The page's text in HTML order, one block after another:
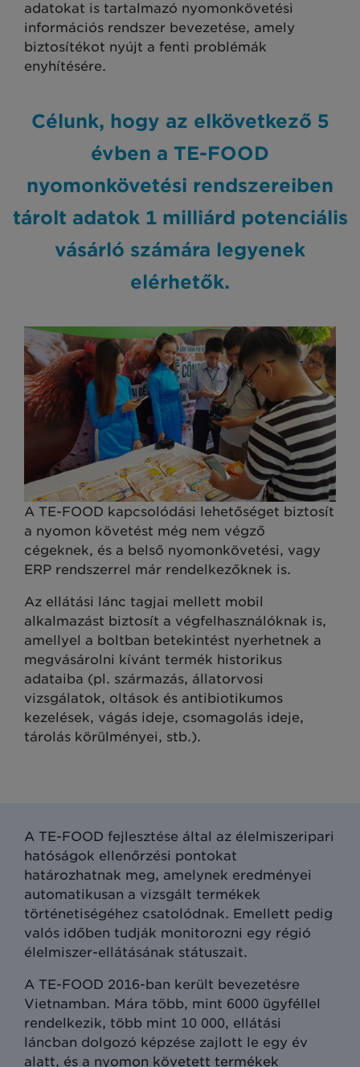
adatokat is tartalmazó nyomonkövetési
információs rendszer bevezetése, amely
biztosítékot nyújt a fenti problémák
enyhítésére.
Célunk, hogy az elkövetkező 5
évben a TE-FOOD
nyomonkövetési rendszereiben
tárolt adatok 1 milliárd potenciális
vásárló számára legyenek
elérhetők.
A TE-FOOD kapcsolódási lehetőséget biztosít
a nyomon követést még nem végző
cégeknek, és a belső nyomonkövetési, vagy
ERP rendszerrel már rendelkezőknek is.
Az ellátási lánc tagjai mellett mobil
alkalmazást biztosít a végfelhasználóknak is,
amellyel a boltban betekintést nyerhetnek a
megvásárolni kívánt termék historikus
adataiba (pl. származás, állatorvosi
vizsgálatok, oltások és antibiotikumos
kezelések, vágás ideje, csomagolás ideje,
tárolás körülményei, stb.).
A TE-FOOD fejlesztése által az élelmiszeripari
hatóságok ellenőrzési pontokat
határozhatnak meg, amelynek eredményei
automatikusan a vizsgált termékek
történetiségéhez csatolódnak. Emellett pedig
valós időben tudják monitorozni egy régió
élelmiszer-ellátásának státuszait.
A TE-FOOD 2016-ban került bevezetésre
Vietnamban. Mára több, mint 6000 ügyféllel
rendelkezik, több mint 10 000, ellátási
láncban dolgozó képzése zajlott le egy év
alatt, és a nyomon követett termékek